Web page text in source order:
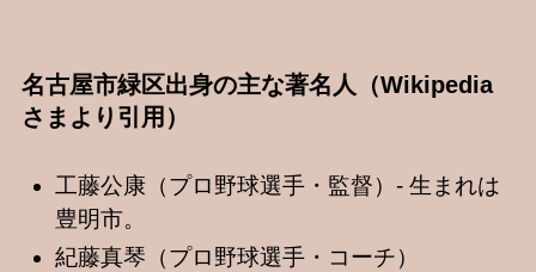
名古屋市緑区出身の主な著名人（Wikipedia
さまより引用）
工藤公康（プロ野球選手・監督）- 生まれは
豊明市。
紀藤真琴（プロ野球選手・コーチ）